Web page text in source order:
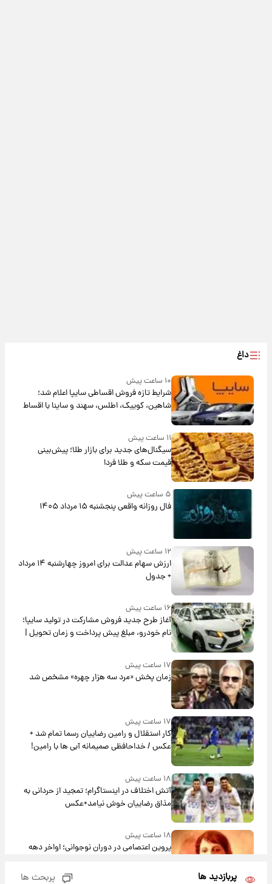
داغ
۱۰ ساعت پیش
شرایط تازه فروش اقساطی سایپا اعلام شد؛
شاهین، کوییک، اطلس، سهند و ساینا با اقساط
بلندمدت + جدول
۱۱ ساعت پیش
سیگنال‌های جدید برای بازار طلا؛ پیش‌بینی
قیمت سکه و طلا فردا
۵ ساعت پیش
فال روزانه واقعی پنجشنبه ۱۵ مرداد ۱۴۰۵
۱۲ ساعت پیش
ارزش سهام عدالت برای امروز چهارشنبه ۱۴ مرداد
+ جدول
۱۶ ساعت پیش
آغاز طرح جدید فروش مشارکت در تولید سایپا؛
نام خودرو، مبلغ پیش پرداخت و زمان تحویل |
سود مشارکت چند درصد است؟
۱۷ ساعت پیش
زمان پخش «مرد سه هزار چهره» مشخص شد
۱۷ ساعت پیش
کار استقلال و رامین رضاییان رسما تمام شد +
عکس / خداحافظی صمیمانه آبی ها با رامین!
۱۸ ساعت پیش
آتش اختلاف در اینستاگرام؛ تمجید از حردانی به
مذاق رضاییان خوش نیامد+عکس
۱۸ ساعت پیش
پروین اعتصامی در دوران نوجوانی؛ اواخر دهه
پربازدید ها پربحث ها